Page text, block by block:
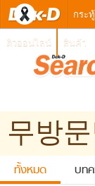
กระทู้
ติวออนไลน์ สินค้า
ทั้งหมด บท